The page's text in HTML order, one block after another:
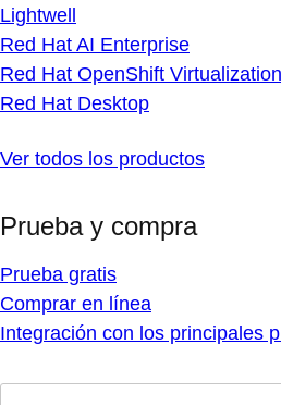
Lightwell
Red Hat AI Enterprise
Red Hat OpenShift
Red Hat Desktop
Ver todos los productos
Prueba y compra
Prueba gratis
Comprar en línea
Integración con los principales